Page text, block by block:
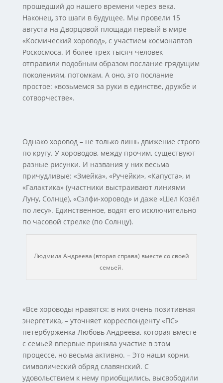
прошедший до нашего времени через века.
Наконец, это шаги в будущее. Мы провели 15
августа на Дворцовой площади первый в мире
«Космический хоровод», с участием космонавтов
Роскосмоса. И более трех тысяч человек
отправили подобным образом послание грядущим
поколениям, потомкам. А оно, это послание
простое: «возьмемся за руки в единстве, дружбе и
сотворчестве».
Однако хоровод – не только лишь движение строго
по кругу. У хороводов, между прочим, существуют
разные рисунки. И названия у них весьма
причудливые: «Змейка», «Ручейки», «Капуста», и
«Галактика» (участники выстраивают линиями
Луну, Солнце), «Сэлфи-хоровод» и даже «Шел Козёл
по лесу». Единственное, водят его исключительно
по часовой стрелке (по Солнцу).
Людмила Андреева (вторая справа) вместе со своей
семьей.
«Все хороводы нравятся: в них очень позитивная
энергетика, – уточняет корреспонденту «ПС»
петербурженка Любовь Андреева, которая вместе
с семьей впервые приняла участие в этом
процессе, но весьма активно. – Это наши корни,
символический обряд славянский. С
удовольствием к нему приобщились, высвободили